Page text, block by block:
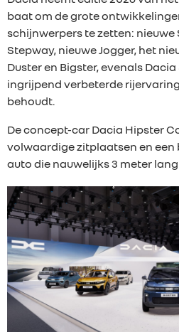
baat om de grote
schijnwerpers te zetten: nieuwe
Stepway, nieuwe Jogger, het
Duster en Bigster, evenals
ingrijpend verbeterde
behoudt.
De concept-car Dacia Hipster
volwaardige zitplaatsen en een
auto die nauwelijks 3 meter lang